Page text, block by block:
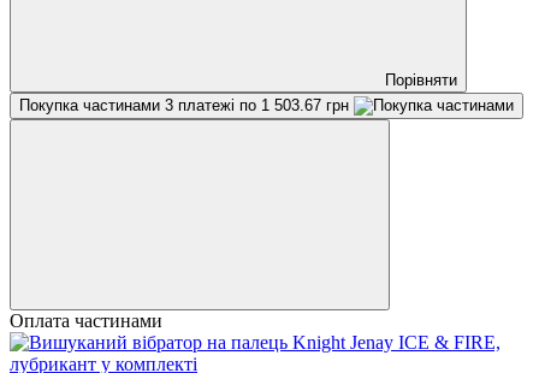
Порівняти
Покупка частинами 3 платежі по 1 503.67 грн
Оплата частинами